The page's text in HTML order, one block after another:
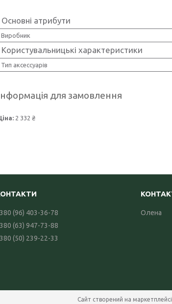
Основні атрибути
Виробник
Користувальницькі характеристики
Тип аксессуарів
для замовлення
2 332 ₴
(96) 403-36-78
(63) 947-73-88
(50) 239-22-33
Олена
Сайт створений на маркетплейсі